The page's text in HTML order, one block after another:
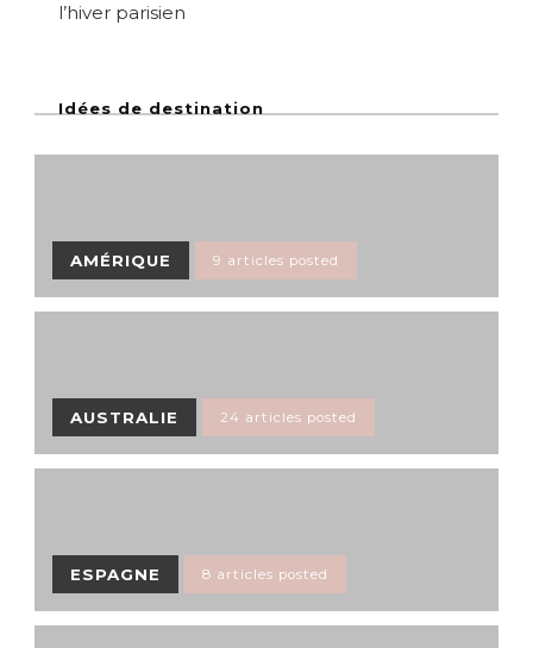
l’hiver parisien
Idées de destination
AMÉRIQUE 9 articles posted
AUSTRALIE 24 articles posted
ESPAGNE 8 articles posted